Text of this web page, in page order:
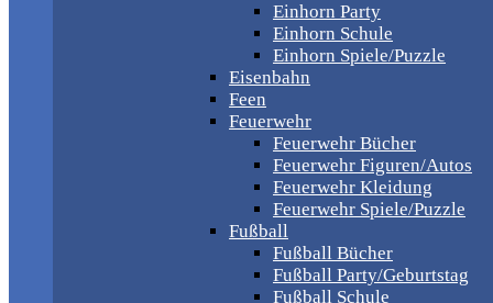
Einhorn Party
Einhorn Schule
Einhorn Spiele/Puzzle
Eisenbahn
Feen
Feuerwehr
Feuerwehr Bücher
Feuerwehr Figuren/Autos
Feuerwehr Kleidung
Feuerwehr Spiele/Puzzle
Fußball
Fußball Bücher
Fußball Party/Geburtstag
Fußball Schule